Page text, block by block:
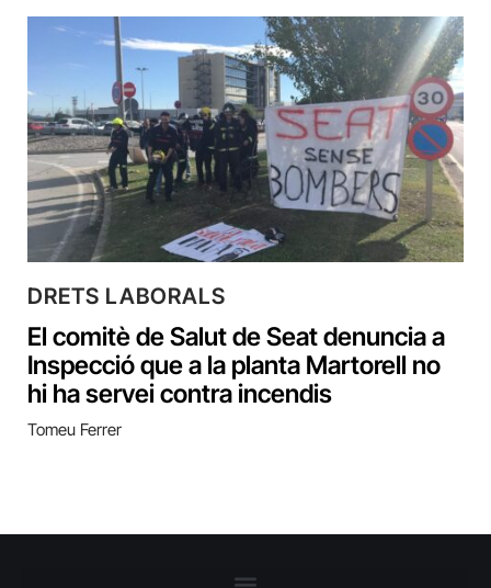
DRETS LABORALS
El comitè de Salut de Seat denuncia a
Inspecció que a la planta Martorell no
hi ha servei contra incendis
Tomeu Ferrer